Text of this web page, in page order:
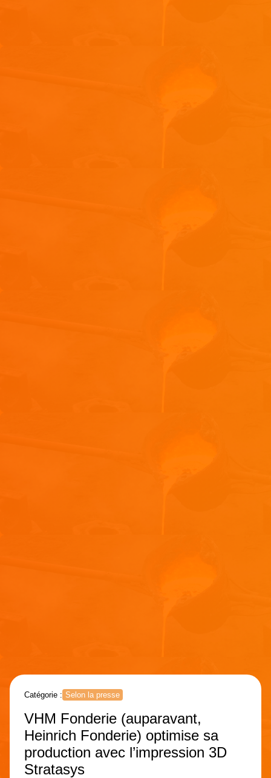
Catégorie : Selon la presse
VHM Fonderie (auparavant,
Heinrich Fonderie) optimise sa
production avec l’impression 3D
Stratasys